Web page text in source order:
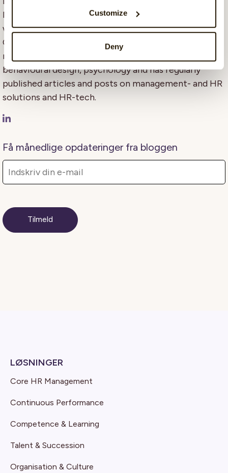
Customize
Deny
Marketing at CatalystOne Solutions. David has
worked with digitization of HR for 7+ years for
CatalystOne Solutions. He has more than 10 years of
management experience and a passion for
behavioural design, psychology and has regularly
published articles and posts on management- and HR
solutions and HR-tech.
Få månedlige opdateringer fra bloggen
LØSNINGER
Core HR Management
Continuous Performance
Competence & Learning
Talent & Succession
Organisation & Culture